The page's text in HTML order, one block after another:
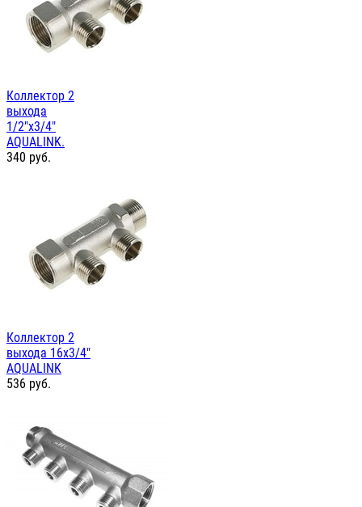
Коллектор 2
выхода
1/2"х3/4"
AQUALINK.
340 руб.
Коллектор 2
выхода 16х3/4"
AQUALINK
536 руб.